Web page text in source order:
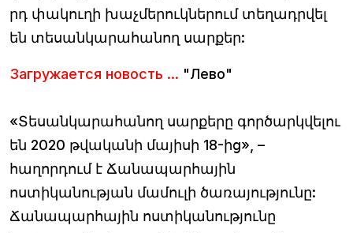
րդ փակուղի խաչմերուկներում տեղադրվել
են տեսանկարահանող սարքեր:
Загружается новость ... "Лево"
«Տեսանկարահանող սարքերը գործարկվելու
են 2020 թվականի մայիսի 18-ից», –
հաղորդում է Ճանապարհային
ոստիկանության մամուլի ծառայությունը:
Ճանապարհային ոստիկանությունը